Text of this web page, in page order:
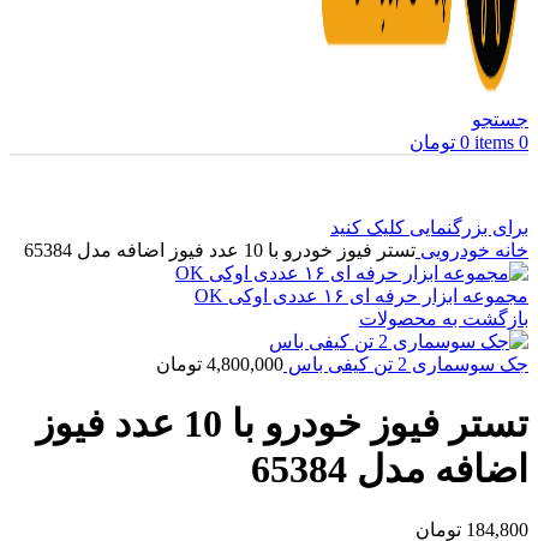
جستجو
0
items
0 تومان
برای بزرگنمایی کلیک کنید
خانه خودرویی تستر فیوز خودرو با 10 عدد فیوز اضافه مدل 65384
مجموعه ابزار حرفه ای ۱۶ عددی اوکی OK
بازگشت به محصولات
جک سوسماری 2 تن کیفی باس 4,800,000 تومان
تستر فیوز خودرو با 10 عدد فیوز
اضافه مدل 65384
184,800 تومان